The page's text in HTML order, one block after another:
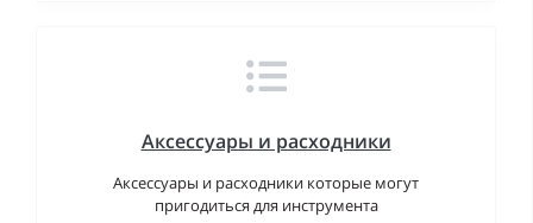
Аксессуары и расходники
Аксессуары и расходники которые могут
пригодиться для инструмента